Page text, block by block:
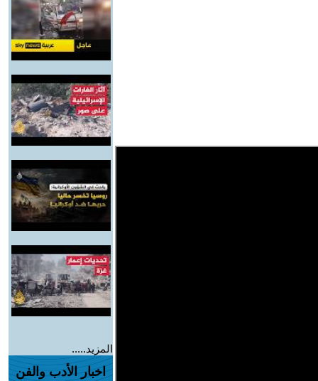
المزيد.....
اخبار الأدب والفن